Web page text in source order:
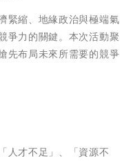
緊縮、地緣政治與極端氣
爭力的關鍵。本次活動聚
先布局未來所需要的競爭
人才不足」、「資源不